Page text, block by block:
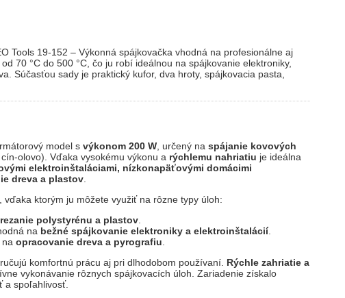
Tools 19-152 – Výkonná spájkovačka vhodná na profesionálne aj
70 °C do 500 °C, čo ju robí ideálnou na spájkovanie elektroniky,
Súčasťou sady je praktický kufor, dva hroty, spájkovacia pasta,
model s výkonom 200 W , určený na spájanie kovových
olovo). Vďaka vysokému výkonu a rýchlemu nahriatiu je ideálna
elektroinštaláciami, nízkonapäťovými domácimi
dreva a plastov
, vďaka ktorým ju môžete využiť na rôzne typy úloh:
rezanie polystyrénu a plastov
na bežné spájkovanie elektroniky a elektroinštalácií.
opracovanie dreva a pyrografiu
komfortnú prácu aj pri dlhodobom používaní. Rýchle zahriatie a
vykonávanie rôznych spájkovacích úloh. Zariadenie získalo
a spoľahlivosť.